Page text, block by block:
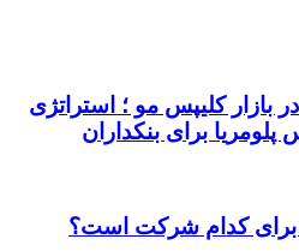
بازار کلیپس مو ؛ استراتژی
پلومریا برای بنکداران
برای کدام شرکت است؟